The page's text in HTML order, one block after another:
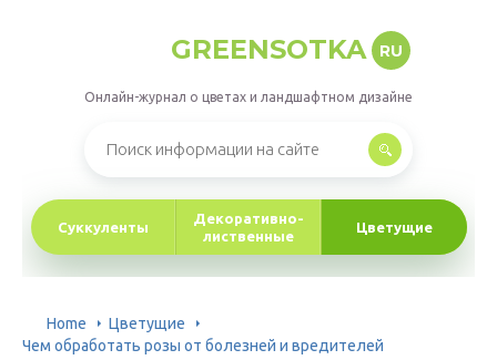
GREENSOTKA RU
Онлайн-журнал о цветах и ландшафтном дизайне
Суккуленты
Декоративно-
лиственные
Цветущие
Home
Цветущие
Чем обработать розы от болезней и вредителей